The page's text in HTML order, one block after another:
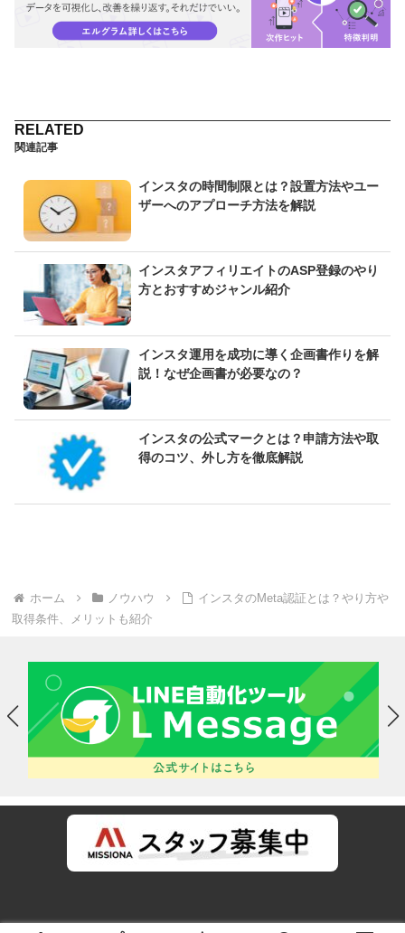
関連記事
インスタの時間制限とは？設置方法やユー
ザーへのアプローチ方法を解説
インスタアフィリエイトのASP登録のやり
方とおすすめジャンル紹介
インスタ運用を成功に導く企画書作りを解
説！なぜ企画書が必要なの？
インスタの公式マークとは？申請方法や取
得のコツ、外し方を徹底解説
ホーム ノウハウ
インスタのMeta認証とは？やり方や
取得条件、メリットも紹介
運営会社 プライバシーポリシー